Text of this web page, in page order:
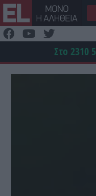
Μετάβαση
στο
περιεχόμενο
Στο 2310